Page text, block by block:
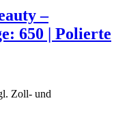
–
650 | Polierte
Zoll- und